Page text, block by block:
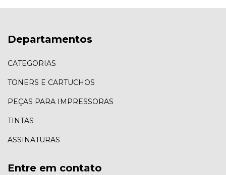
Departamentos
CATEGORIAS
TONERS E CARTUCHOS
PEÇAS PARA IMPRESSORAS
TINTAS
ASSINATURAS
Entre em contato